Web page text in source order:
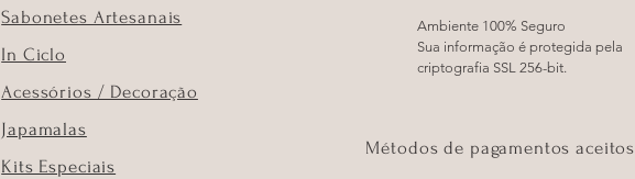
Sabonetes Artesanais
In Ciclo
Acessórios / Decoração
Japamalas
Kits Especiais
Ambiente 100% Seguro
Sua informação é protegida pela
criptografia SSL 256-bit.
Métodos de pagamentos aceitos